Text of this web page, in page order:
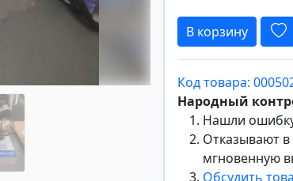
В корзину
Код товара:
Народный
Нашли
Отказывают
мгновенную
Обсудить